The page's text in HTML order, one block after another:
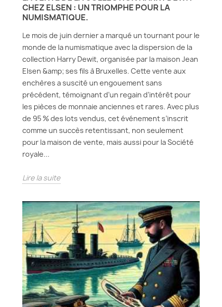
CHEZ ELSEN : UN TRIOMPHE POUR LA
NUMISMATIQUE.
Le mois de juin dernier a marqué un tournant pour le
monde de la numismatique avec la dispersion de la
collection Harry Dewit, organisée par la maison Jean
Elsen &amp; ses fils à Bruxelles. Cette vente aux
enchères a suscité un engouement sans
précédent, témoignant d’un regain d’intérêt pour
les pièces de monnaie anciennes et rares. Avec plus
de 95 % des lots vendus, cet événement s’inscrit
comme un succès retentissant, non seulement
pour la maison de vente, mais aussi pour la Société
royale...
Lire la suite